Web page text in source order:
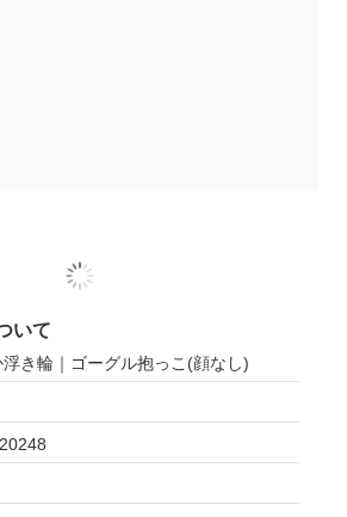
いて
き輪｜ゴーグル抱っこ(顔なし)